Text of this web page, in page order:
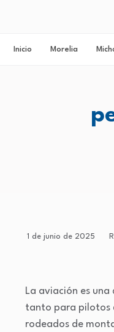
Inicio Morelia
1 de junio de 2025
La aviación es una
tanto para pilotos
rodeados de